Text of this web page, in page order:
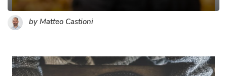
by Matteo Castioni